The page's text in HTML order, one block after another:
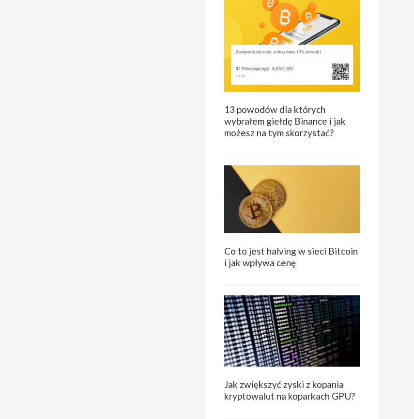
13 powodów dla których
wybrałem giełdę Binance i jak
możesz na tym skorzystać?
Co to jest halving w sieci Bitcoin
i jak wpływa cenę
Jak zwiększyć zyski z kopania
kryptowalut na koparkach GPU?